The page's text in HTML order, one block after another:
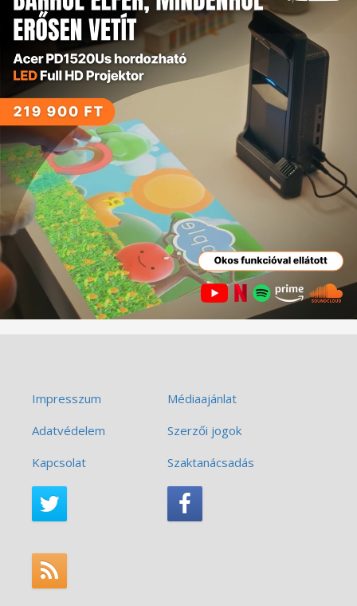
Impresszum
Médiaajánlat
Adatvédelem
Szerzői jogok
Kapcsolat
Szaktanácsadás